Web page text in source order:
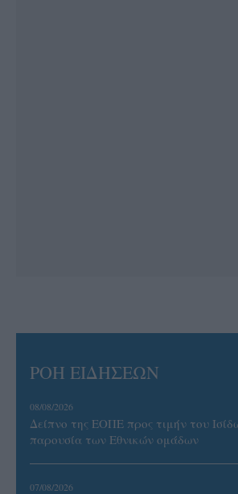
ΡΟΗ ΕΙΔΗΣΕΩΝ
08/08/2026
Δείπνο της ΕΟΠΕ προς τιμήν του
παρουσία των Εθνικών ομάδων
07/08/2026